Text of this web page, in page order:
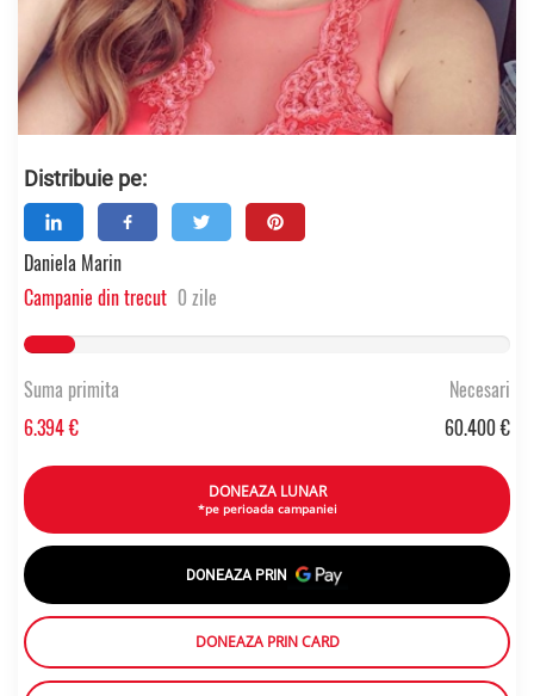
Distribuie pe:
Daniela Marin
Campanie din trecut 0 zile
10.585794701987% Complete
Suma primita
6.394 €
Necesari
60.400 €
DONEAZA LUNAR
*pe perioada campaniei
DONEAZA PRIN
DONEAZA PRIN CARD